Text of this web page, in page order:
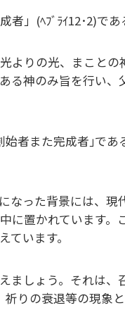
」(ﾍﾌﾞﾗｲ12･2)であ
よりの光、まこと
る神のみ旨を行い
始者また完成者｣で
なった背景には、
に置かれています
います。
しょう。それは、
りの衰退等の現象と